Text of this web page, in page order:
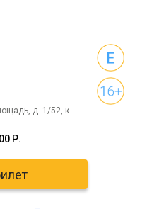
д. 1/52, к
Р.